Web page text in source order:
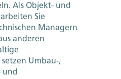
Als Objekt- und
Sie
Managern
anderen
Umbau-,
und